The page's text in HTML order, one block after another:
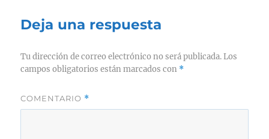
Deja una respuesta
Tu dirección de correo electrónico no será publicada. Los
campos obligatorios están marcados con *
COMENTARIO *